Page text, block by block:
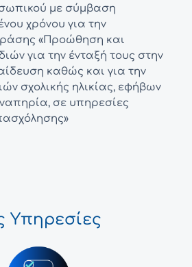
με σύμβαση
χρόνου για την
«Προώθηση και
για την ένταξή τους στην
καθώς και για την
σχολικής ηλικίας, εφήβων
σε υπηρεσίες
Υπηρεσίες